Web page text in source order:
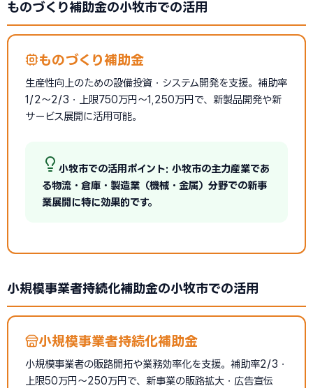
ものづくり補助金の小牧市での活用
ものづくり補助金
生産性向上のための設備投資・システム開発を支援。補助率
1/2〜2/3・上限750万円〜1,250万円で、新製品開発や新
サービス展開に活用可能。
小牧市での活用ポイント: 小牧市の主力産業であ
る物流・倉庫・製造業（機械・金属）分野での新事
業展開に特に効果的です。
小規模事業者持続化補助金の小牧市での活用
小規模事業者持続化補助金
小規模事業者の販路開拓や業務効率化を支援。補助率2/3・
上限50万円〜250万円で、新事業の販路拡大・広告宣伝